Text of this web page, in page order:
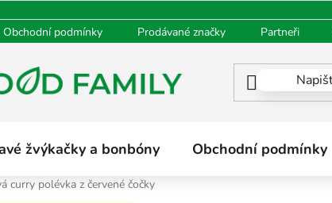
Obchodní podmínky Prodávané značky Partneři
žvýkačky a bonbóny Obchodní podmínky
curry polévka z červené čočky